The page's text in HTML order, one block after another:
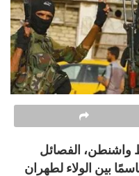
واشنطن، الفصائل
بين الولاء لطهران